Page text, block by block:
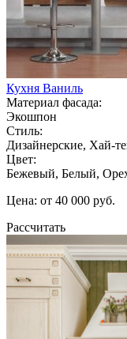
Кухня Ваниль
Материал фасада:
Экошпон
Стиль:
Дизайнерские, Хай-
Цвет:
Бежевый, Белый,
Цена: от 40 000 руб.
Рассчитать